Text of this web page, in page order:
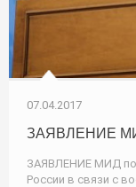
07.04.2017
ЗАЯВЛЕНИЕ
ЗАЯВЛЕНИЕ МИД по
России в связи с